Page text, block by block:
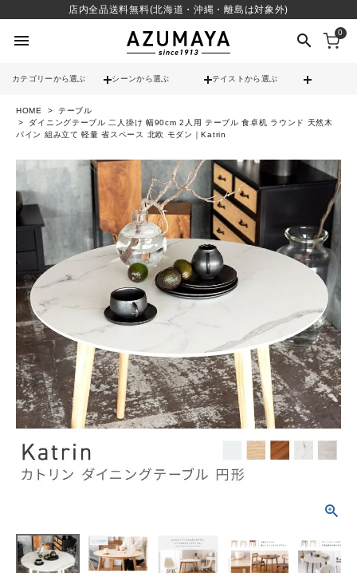
店内全品送料無料(北海道・沖縄・離島は対象外)
menu search 0
カテゴリーから選ぶ シーンから選ぶ テイストから選ぶ
check 送料無料
check 12時までのご注文で当日出荷
※営業日(平日)に限る
search
contact_supportよくある質問
call 052-241-3103
schedule
ACCOUNT MENU
ようこそ ゲスト 様
meeting_room ログイン person 会員登録
シーンから選ぶ
HOME
テーブル
ダイニングテーブル 二人掛け 幅90cm 2人用 テーブル 食卓机 ラウンド 天然木
パイン 組み立て 軽量 省スペース 北欧 モダン｜Katrin